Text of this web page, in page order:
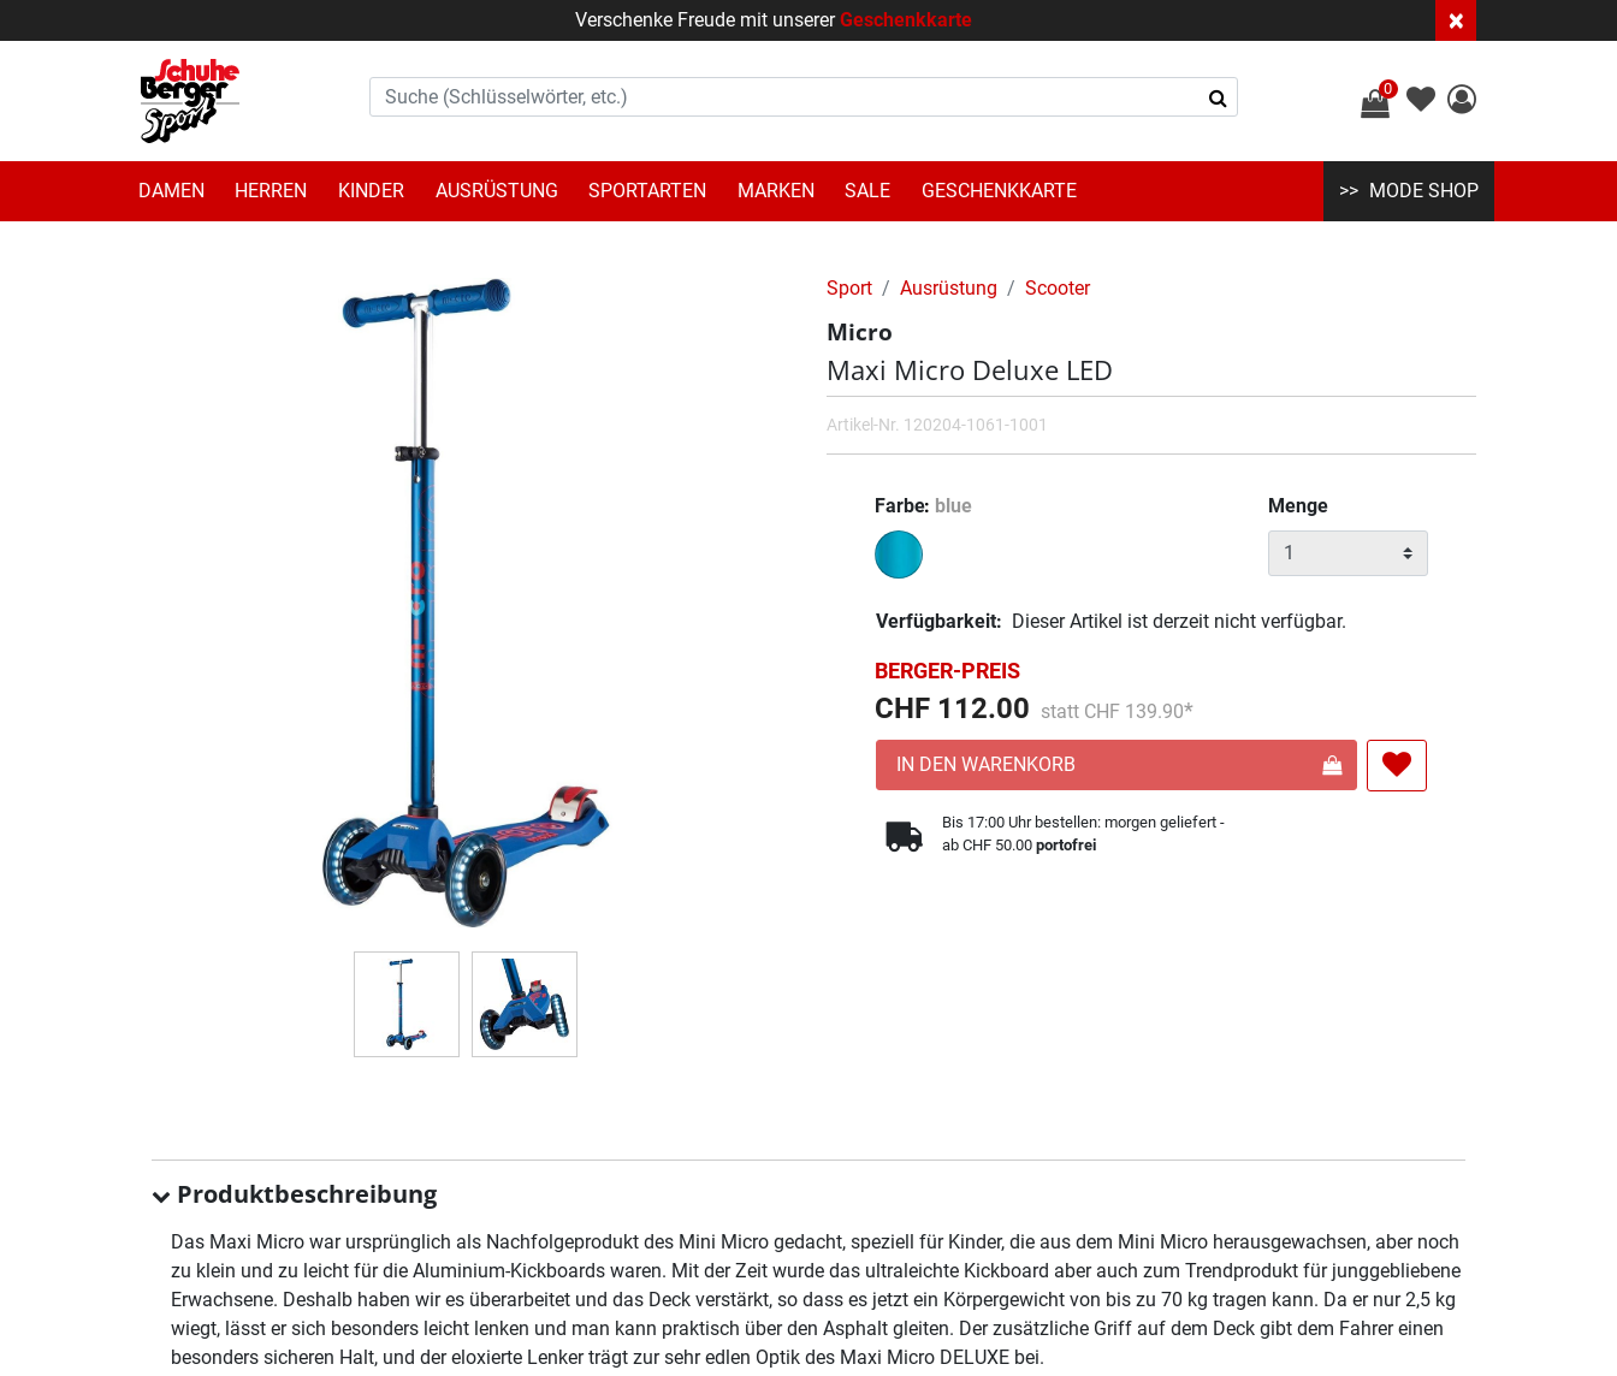
Verschenke Freude mit unsererGeschenkkarte ×
0
DAMEN HERREN KINDER AUSRÜSTUNG SPORTARTEN MARKEN SALE GESCHENKKARTE MODE SHOP
Sport Ausrüstung Scooter
Micro
Maxi Micro Deluxe LED
Artikel-Nr. 120204-1061-1001
Farbe blue Menge
Verfügbarkeit: Dieser Artikel ist derzeit nicht verfügbar.
BERGER-PREIS
CHF 112.00 Preis reduziert von
statt CHF 139.90
An
IN DEN WARENKORB
Bis 17:00 Uhr bestellen: morgen geliefert -
ab CHF 50.00portofrei
Produktbeschreibung
Das Maxi Micro war ursprünglich als Nachfolgeprodukt des Mini Micro gedacht, speziell für Kinder, die aus dem Mini Micro herausgewachsen, aber noch
zu klein und zu leicht für die Aluminium-Kickboards waren. Mit der Zeit wurde das ultraleichte Kickboard aber auch zum Trendprodukt für junggebliebene
Erwachsene. Deshalb haben wir es überarbeitet und das Deck verstärkt, so dass es jetzt ein Körpergewicht von bis zu 70 kg tragen kann. Da er nur 2,5 kg
wiegt, lässt er sich besonders leicht lenken und man kann praktisch über den Asphalt gleiten. Der zusätzliche Griff auf dem Deck gibt dem Fahrer einen
besonders sicheren Halt, und der eloxierte Lenker trägt zur sehr edlen Optik des Maxi Micro DELUXE bei.